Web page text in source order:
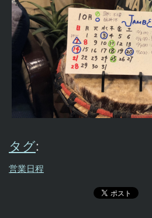
タグ:
営業日程